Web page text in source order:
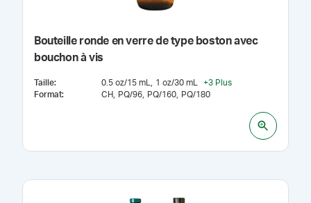
Bouteille ronde en verre de type boston avec
bouchon à vis
Taille: 0.5 oz/15 mL 1 oz/30 mL +3 Plus
Format: CH PQ/96 PQ/160 PQ/180